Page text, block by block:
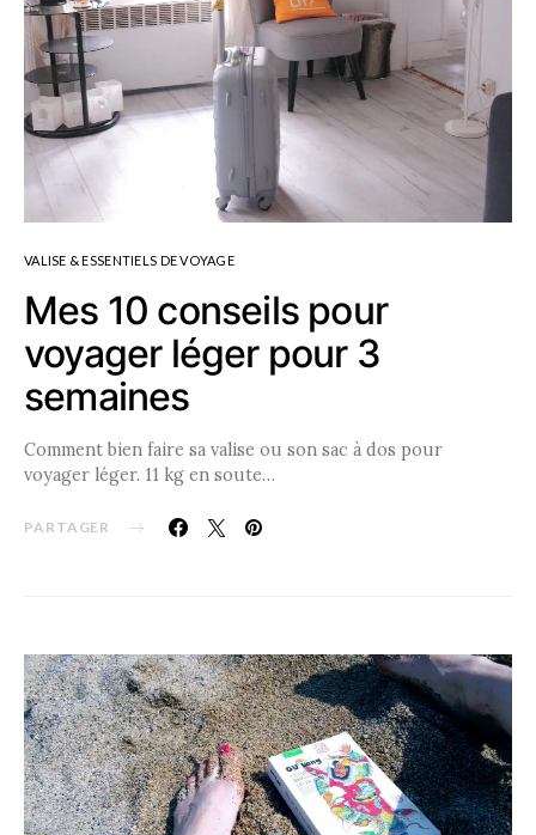
VALISE & ESSENTIELS DE VOYAGE
Mes 10 conseils pour
voyager léger pour 3
semaines
Comment bien faire sa valise ou son sac à dos pour
voyager léger. 11 kg en soute…
PARTAGER